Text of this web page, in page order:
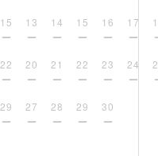
15
22
29
13 14 15 16 17
20 21 22 23 24
27 28 29 30